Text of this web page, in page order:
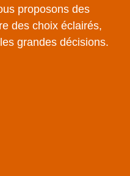
proposons des
des choix éclairés,
grandes décisions.